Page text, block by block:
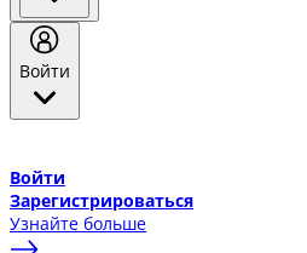
Войти
Войти
Зарегистрироваться
Узнайте больше